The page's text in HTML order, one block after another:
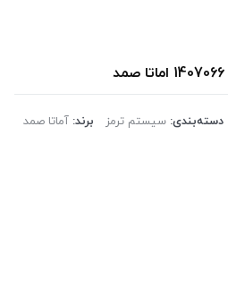
دسته‌بندی: سیستم ترمز برند: آماتا صمد